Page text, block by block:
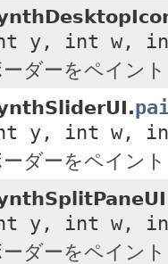
y, int w,
ダーをペイン
y, int w,
ダーをペイン
y, int w,
ダーをペイン